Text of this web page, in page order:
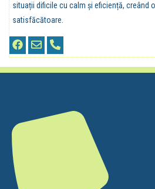
situații dificile cu calm și eficiență, creând
satisfăcătoare.